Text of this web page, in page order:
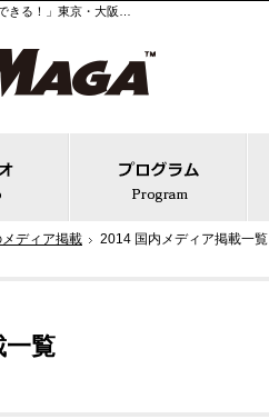
ディア掲載 2014 国内メディア掲載一覧
一覧